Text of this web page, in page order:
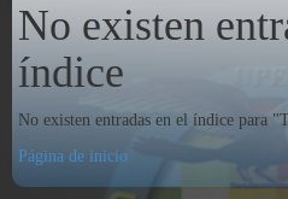
No existen
índice
No existen entradas en el índice para
Página de inicio